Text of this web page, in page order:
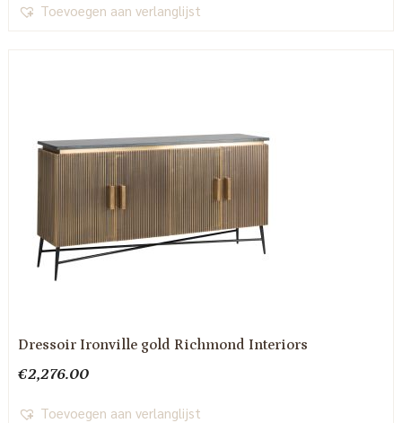
Toevoegen aan verlanglijst
Dressoir Ironville gold Richmond Interiors
€2,276.00
Toevoegen aan verlanglijst